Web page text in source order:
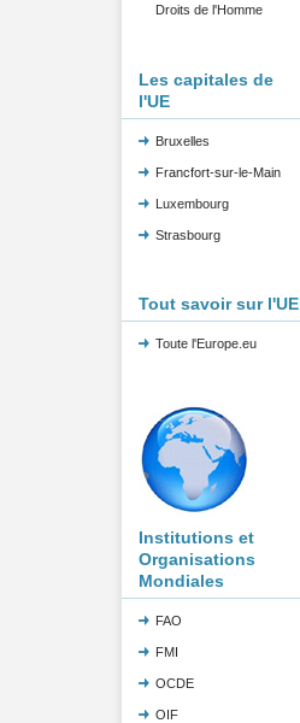
Droits de l'Homme
Les capitales de
l'UE
Bruxelles
Francfort-sur-le-Main
Luxembourg
Strasbourg
Tout savoir sur l'UE
Toute l'Europe.eu
Institutions et
Organisations
Mondiales
FAO
FMI
OCDE
OIF